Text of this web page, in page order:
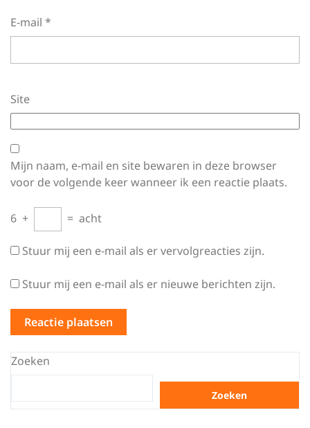
E-mail *
Site
Mijn naam, e-mail en site bewaren in deze browser
voor de volgende keer wanneer ik een reactie plaats.
6 + = acht
Stuur mij een e-mail als er vervolgreacties zijn.
Stuur mij een e-mail als er nieuwe berichten zijn.
Zoeken
Zoeken